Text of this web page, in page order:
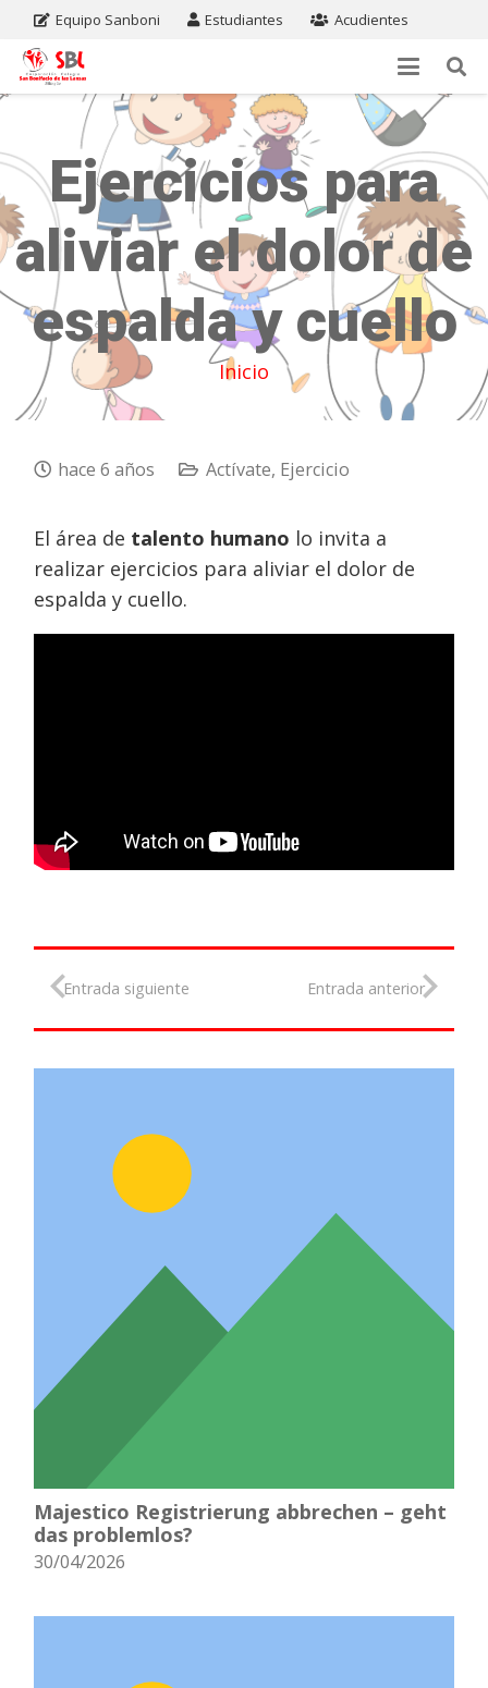
Equipo Sanboni Estudiantes Acudientes
Ejercicios para
aliviar el dolor de
espalda y cuello
Inicio
hace 6 años Actívate, Ejercicio
El área de talento humano lo invita a
realizar ejercicios para aliviar el dolor de
espalda y cuello.
Entrada siguiente Entrada anterior
Majestico Registrierung abbrechen – geht
das problemlos?
30/04/2026